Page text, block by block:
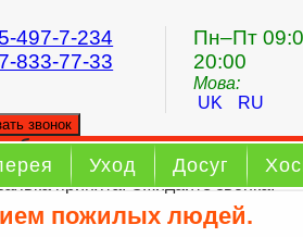
497-7-234
833-77-33
Пн–Пт
20:00
Мова:
UK
RU
звонок
обратного звонка
принята. Ожидайте звонка.
Уход Досуг
пожилых людей.